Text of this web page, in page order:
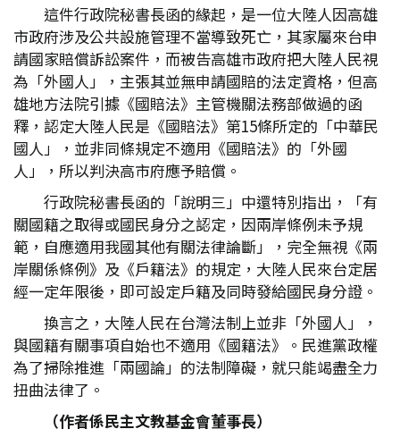
這件行政院秘書長函的緣起，是一位大陸人因高雄
市政府涉及公共設施管理不當導致死亡，其家屬來台申
請國家賠償訴訟案件，而被告高雄市政府把大陸人民視
為「外國人」，主張其並無申請國賠的法定資格，但高
雄地方法院引據《國賠法》主管機關法務部做過的函
釋，認定大陸人民是《國賠法》第15條所定的「中華民
國人」，並非同條規定不適用《國賠法》的「外國
人」，所以判決高市府應予賠償。
行政院秘書長函的「說明三」中還特別指出，「有
關國籍之取得或國民身分之認定，因兩岸條例未予規
範，自應適用我國其他有關法律論斷」，完全無視《兩
岸關係條例》及《戶籍法》的規定，大陸人民來台定居
經一定年限後，即可設定戶籍及同時發給國民身分證。
換言之，大陸人民在台灣法制上並非「外國人」，
與國籍有關事項自始也不適用《國籍法》。民進黨政權
為了掃除推進「兩國論」的法制障礙，就只能竭盡全力
扭曲法律了。
（作者係民主文教基金會董事長）